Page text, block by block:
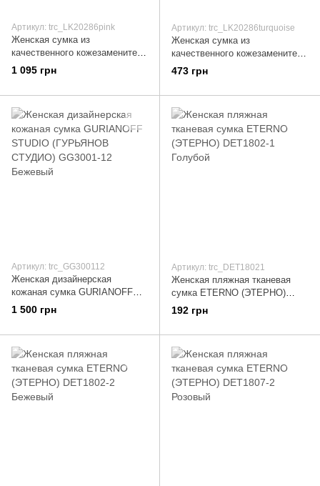
Артикул: trc_LK20286pink
Женская сумка из
качественного кожезаменителя
LASKARA (ЛАСКАРА) LK-
20286-pink Белый
1 095 грн
Артикул: trc_LK20286turquoise
Женская сумка из
качественного кожезаменителя
LASKARA (ЛАСКАРА) LK-
20286-turquoise Белый
473 грн
Артикул: trc_GG300112
Женская дизайнерская
кожаная сумка GURIANOFF
STUDIO (ГУРЬЯНОВ СТУДИО)
GG3001-12 Бежевый
1 500 грн
Артикул: trc_DET18021
Женская пляжная тканевая
сумка ETERNO (ЭТЕРНО)
DET1802-1 Голубой
192 грн